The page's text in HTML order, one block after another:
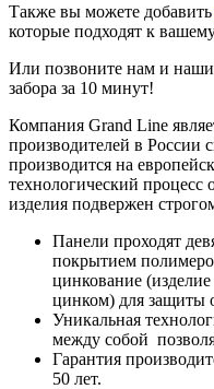
Также вы можете добавить
которые подходят к
Или позвоните нам и
забора за 10 минут!
Компания Grand Line
производителей в России
производится на
технологический процесс
изделия подвержен
Панели проходят
покрытием
цинкование
цинком) для защиты
Уникальная
между собой
Гарантия
50 лет.